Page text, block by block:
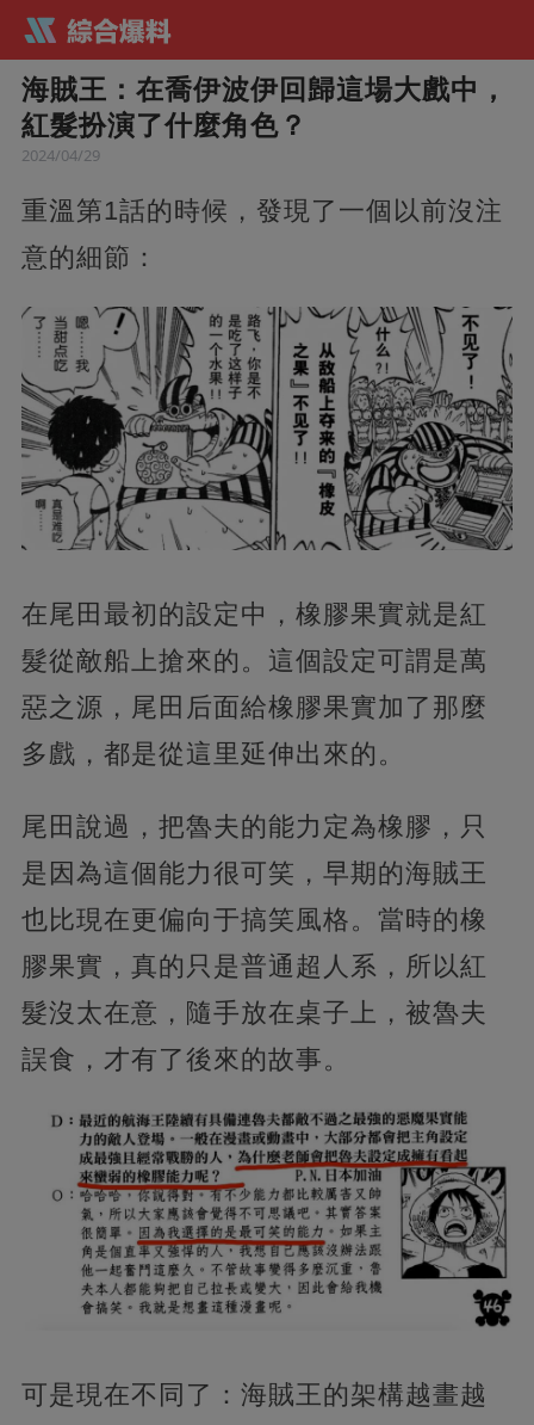
海賊王：在喬伊波伊回歸這場大戲中，
紅髮扮演了什麼角色？
2024/04/29
重溫第1話的時候，發現了一個以前沒注
意的細節：
在尾田最初的設定中，橡膠果實就是紅
髮從敵船上搶來的。這個設定可謂是萬
惡之源，尾田后面給橡膠果實加了那麼
多戲，都是從這里延伸出來的。
尾田說過，把魯夫的能力定為橡膠，只
是因為這個能力很可笑，早期的海賊王
也比現在更偏向于搞笑風格。當時的橡
膠果實，真的只是普通超人系，所以紅
髮沒太在意，隨手放在桌子上，被魯夫
誤食，才有了後來的故事。
可是現在不同了：海賊王的架構越畫越